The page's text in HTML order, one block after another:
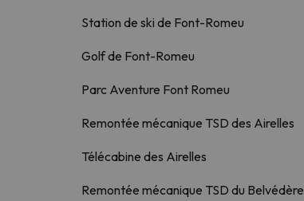
Station de ski de Font-Romeu
Golf de Font-Romeu
Parc Aventure Font Romeu
Remontée mécanique TSD des Airelles
Télécabine des Airelles
Remontée mécanique TSD du Belvédère